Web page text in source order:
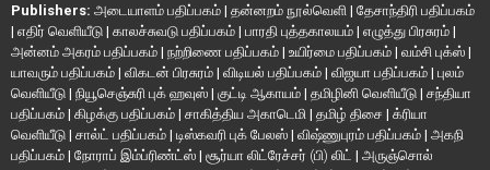
Publishers: அடையாளம் பதிப்பகம் | தன்னறம் நூல்வெளி | தேசாந்திரி பதிப்பகம்
| எதிர் வெளியீடு | காலச்சுவடு பதிப்பகம் | பாரதி புத்தகாலயம் | எழுத்து பிரசுரம் |
அன்னம் அகரம் பதிப்பகம் | நற்றிணை பதிப்பகம் | உயிர்மை பதிப்பகம் | வம்சி புக்ஸ் |
யாவரும் பதிப்பகம் | விகடன் பிரசுரம் | விடியல் பதிப்பகம் | விஜயா பதிப்பகம் | புலம்
வெளியீடு | நியூசெஞ்சுரி புக் ஹவுஸ் | குட்டி ஆகாயம் | தமிழினி வெளியீடு | சந்தியா
பதிப்பகம் | கிழக்கு பதிப்பகம் | சாகித்திய அகாடெமி | தமிழ் திசை | க்ரியா
வெளியீடு | சால்ட் பதிப்பகம் | டிஸ்கவரி புக் பேலஸ் | விஷ்ணுபுரம் பதிப்பகம் | அகநி
பதிப்பகம் | நோராப் இம்ப்ரிண்ட்ஸ் | சூர்யா லிட்ரேச்சர் (பி) லிட் | அருஞ்சொல்